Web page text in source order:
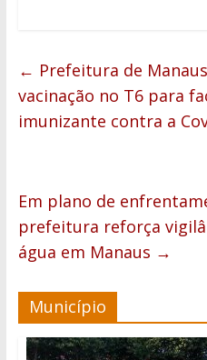
← Prefeitura de
vacinação no T6 para
imunizante contra a
Em plano de
prefeitura reforça
água em Manaus →
Município